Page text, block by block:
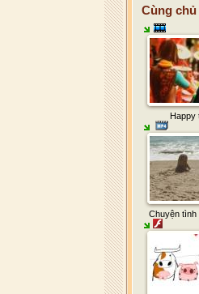
Cùng
Happy
Chuyện tình